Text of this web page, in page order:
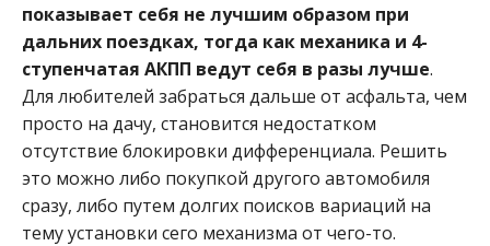
показывает себя не лучшим образом при
дальних поездках, тогда как механика и 4-
ступенчатая АКПП ведут себя в разы лучше.
Для любителей забраться дальше от асфальта, чем
просто на дачу, становится недостатком
отсутствие блокировки дифференциала. Решить
это можно либо покупкой другого автомобиля
сразу, либо путем долгих поисков вариаций на
тему установки сего механизма от чего-то.